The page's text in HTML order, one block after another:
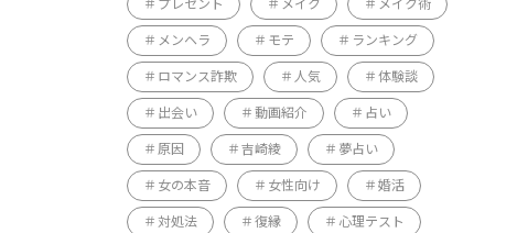
プレゼント メイク メイク術
メンヘラ モテ ランキング
ロマンス詐欺 人気 体験談
出会い 動画紹介 占い
原因 吉崎綾 夢占い
女の本音 女性向け 婚活
対処法 復縁 心理テスト